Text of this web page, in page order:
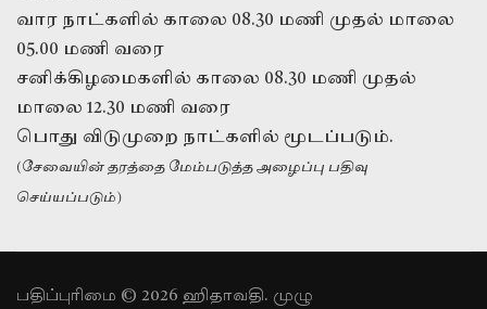
வார நாட்களில் காலை 08.30 மணி முதல் மாலை
05.00 மணி வரை
சனிக்கிழமைகளில் காலை 08.30 மணி முதல்
மாலை 12.30 மணி வரை
பொது விடுமுறை நாட்களில் மூடப்படும்.
(சேவையின் தரத்தை மேம்படுத்த அழைப்பு பதிவு
செய்யப்படும்)
பதிப்புரிமை © 2026 ஹிதாவதி. முழு